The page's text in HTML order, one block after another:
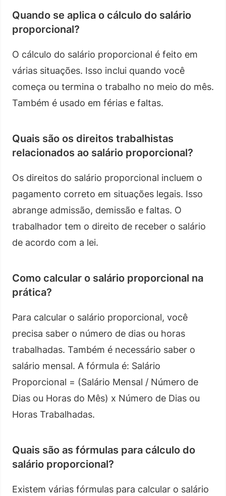
Quando se aplica o cálculo do salário
proporcional?
O cálculo do salário proporcional é feito em
várias situações. Isso inclui quando você
começa ou termina o trabalho no meio do mês.
Também é usado em férias e faltas.
Quais são os direitos trabalhistas
relacionados ao salário proporcional?
Os direitos do salário proporcional incluem o
pagamento correto em situações legais. Isso
abrange admissão, demissão e faltas. O
trabalhador tem o direito de receber o salário
de acordo com a lei.
Como calcular o salário proporcional na
prática?
Para calcular o salário proporcional, você
precisa saber o número de dias ou horas
trabalhadas. Também é necessário saber o
salário mensal. A fórmula é: Salário
Proporcional = (Salário Mensal / Número de
Dias ou Horas do Mês) x Número de Dias ou
Horas Trabalhadas.
Quais são as fórmulas para cálculo do
salário proporcional?
Existem várias fórmulas para calcular o salário